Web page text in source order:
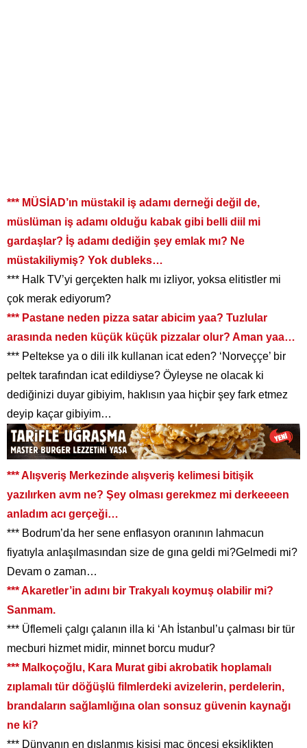
*** MÜSİAD’ın müstakil iş adamı derneği değil de,
müslüman iş adamı olduğu kabak gibi belli diil mi
gardaşlar? İş adamı dediğin şey emlak mı? Ne
müstakiliymiş? Yok dubleks…
*** Halk TV’yi gerçekten halk mı izliyor, yoksa elitistler mi
çok merak ediyorum?
*** Pastane neden pizza satar abicim yaa? Tuzlular
arasında neden küçük küçük pizzalar olur? Aman yaa…
*** Peltekse ya o dili ilk kullanan icat eden? ‘Norveççe’ bir
peltek tarafından icat edildiyse? Öyleyse ne olacak ki
dediğinizi duyar gibiyim, haklısın yaa hiçbir şey fark etmez
deyip kaçar gibiyim…
*** Alışveriş Merkezinde alışveriş kelimesi bitişik
yazılırken avm ne? Şey olması gerekmez mi derkeeeen
anladım acı gerçeği…
*** Bodrum’da her sene enflasyon oranının lahmacun
fiyatıyla anlaşılmasından size de gına geldi mi?Gelmedi mi?
Devam o zaman…
*** Akaretler’in adını bir Trakyalı koymuş olabilir mi?
Sanmam.
*** Üflemeli çalgı çalanın illa ki ‘Ah İstanbul’u çalması bir tür
mecburi hizmet midir, minnet borcu mudur?
*** Malkoçoğlu, Kara Murat gibi akrobatik hoplamalı
zıplamalı tür döğüşlü filmlerdeki avizelerin, perdelerin,
brandaların sağlamlığına olan sonsuz güvenin kaynağı
ne ki?
*** Dünyanın en dışlanmış kişisi maç öncesi eksiklikten